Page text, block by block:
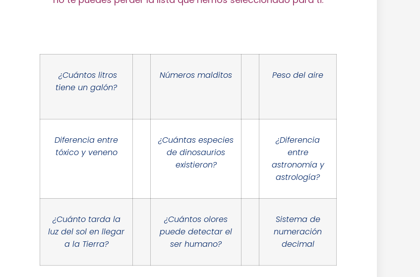
¿Cuántos litros
tiene un galón?
Números malditos Peso del aire
Diferencia entre
tóxico y veneno
¿Cuántas especies
de dinosaurios
existieron?
¿Diferencia
entre
astronomía y
astrología?
¿Cuánto tarda la
luz del sol en llegar
a la Tierra?
¿Cuántos olores
puede detectar el
ser humano?
Sistema de
numeración
decimal